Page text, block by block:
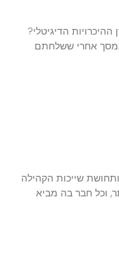
הדיגיטלי?
אחרי ששלחתם
שייכות הקהילה
וכל חבר בה מביא